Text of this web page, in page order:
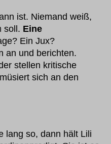
ist. Niemand weiß,
soll. Eine
Ein Jux?
an und berichten.
stellen kritische
sich an den
lang so, dann hält Lili